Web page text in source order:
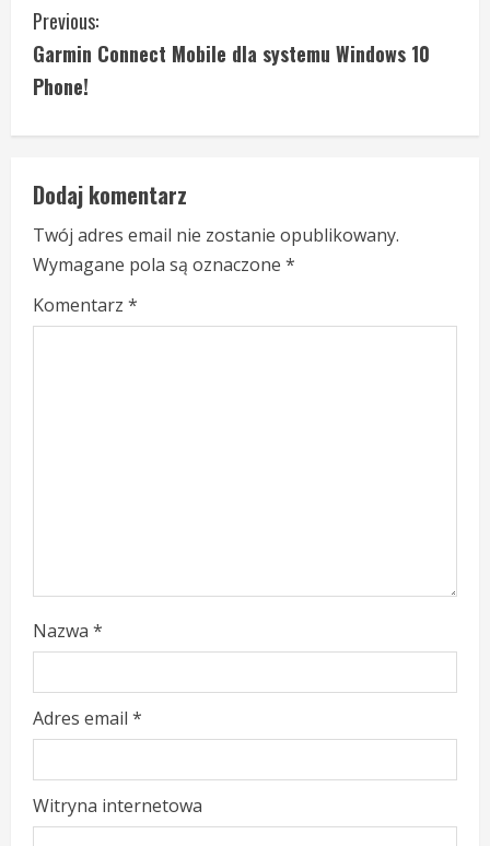
C
o
i
n
u
n
g
Previous:
Garmin Connect Mobile dla systemu Windows 10
Phone!
Dodaj komentarz
Twój adres email nie zostanie opublikowany.
Wymagane pola są oznaczone *
Komentarz *
Nazwa *
Adres email *
Witryna internetowa